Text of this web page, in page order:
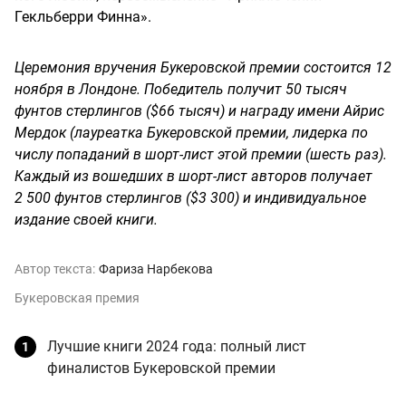
Гекльберри Финна».
Церемония вручения Букеровской премии состоится 12
ноября в Лондоне. Победитель получит 50 тысяч
фунтов стерлингов ($66 тысяч) и награду имени Айрис
Мердок (лауреатка Букеровской премии, лидерка по
числу попаданий в шорт-лист этой премии (шесть раз).
Каждый из вошедших в шорт-лист авторов получает
2 500 фунтов стерлингов ($3 300) и индивидуальное
издание своей книги.
Автор текста: Фариза Нарбекова
Букеровская премия
Лучшие книги 2024 года: полный лист
финалистов Букеровской премии